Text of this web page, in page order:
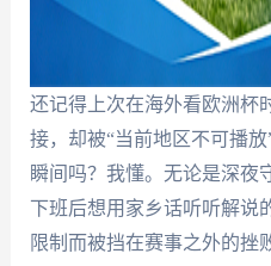
还记得上次在海外看欧洲杯
接，却被“当前地区不可播
瞬间吗？我懂。无论是深夜
下班后想用家乡话听听解说
限制而被挡在赛事之外的挫